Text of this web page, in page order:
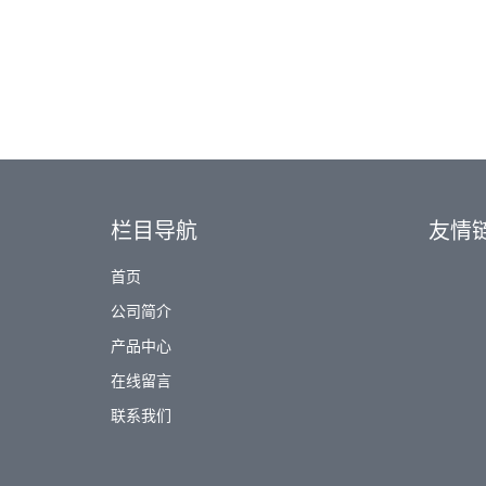
栏目导航
首页
公司简介
产品中心
在线留言
联系我们
友情